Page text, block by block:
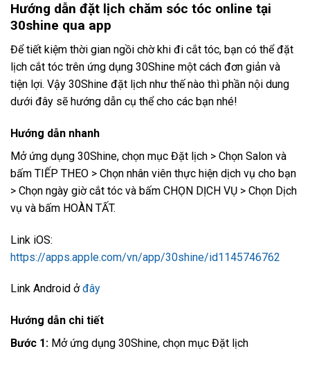
Hướng dẫn đặt lịch chăm sóc tóc online tại
30shine qua app
Để tiết kiệm thời gian ngồi chờ khi đi cắt tóc, bạn có thể đặt
lịch cắt tóc trên ứng dụng 30Shine một cách đơn giản và
tiện lợi. Vậy 30Shine đặt lịch như thế nào thì phần nội dung
dưới đây sẽ hướng dẫn cụ thể cho các bạn nhé!
Hướng dẫn nhanh
Mở ứng dụng 30Shine, chọn mục Đặt lịch > Chọn Salon và
bấm TIẾP THEO > Chọn nhân viên thực hiện dịch vụ cho bạn
> Chọn ngày giờ cắt tóc và bấm CHỌN DỊCH VỤ > Chọn Dịch
vụ và bấm HOÀN TẤT.
Link iOS:
https://apps.apple.com/vn/app/30shine/id1145746762
Link Android ởđây
Hướng dẫn chi tiết
Bước 1: Mở ứng dụng 30Shine, chọn mục Đặt lịch